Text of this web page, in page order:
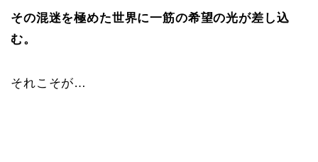
その混迷を極めた世界に一筋の希望の光が差し込
む。
それこそが…